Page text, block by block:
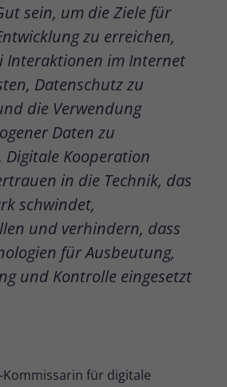
sein, um die Ziele für
zu erreichen,
Interaktionen im Internet
Datenschutz zu
die Verwendung
Daten zu
Kooperation
in die Technik, das
schwindet,
und verhindern, dass
für Ausbeutung,
und Kontrolle eingesetzt
Kommissarin für digitale